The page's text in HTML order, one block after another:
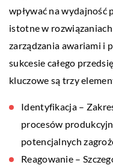
wpływać na wydajność
istotne w
zarządzania awariami i
sukcesie całego
kluczowe są trzy
Identyfikacja –
procesów
potencjalnych
Reagowanie –